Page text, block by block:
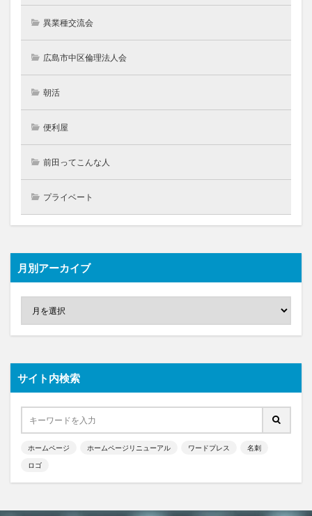
異業種交流会
広島市中区倫理法人会
朝活
便利屋
前田ってこんな人
プライベート
月別アーカイブ
サイト内検索
ホームページ ホームページリニューアル ワードプレス 名刺
ロゴ